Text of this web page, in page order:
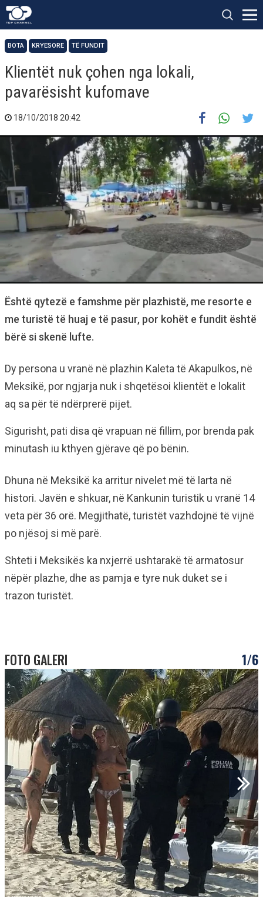
BOTA KRYESORE TË FUNDIT
Klientët nuk çohen nga lokali,
pavarësisht kufomave
18/10/2018 20:42
Është qytezë e famshme për plazhistë, me resorte e
me turistë të huaj e të pasur, por kohët e fundit është
bërë si skenë lufte.
Dy persona u vranë në plazhin Kaleta të Akapulkos, në
Meksikë, por ngjarja nuk i shqetësoi klientët e lokalit
aq sa për të ndërprerë pijet.
Sigurisht, pati disa që vrapuan në fillim, por brenda pak
minutash iu kthyen gjërave që po bënin.
Dhuna në Meksikë ka arritur nivelet më të larta në
histori. Javën e shkuar, në Kankunin turistik u vranë 14
veta për 36 orë. Megjithatë, turistët vazhdojnë të vijnë
po njësoj si më parë.
Shteti i Meksikës ka nxjerrë ushtarakë të armatosur
nëpër plazhe, dhe as pamja e tyre nuk duket se i
trazon turistët.
FOTO GALERI 1/6